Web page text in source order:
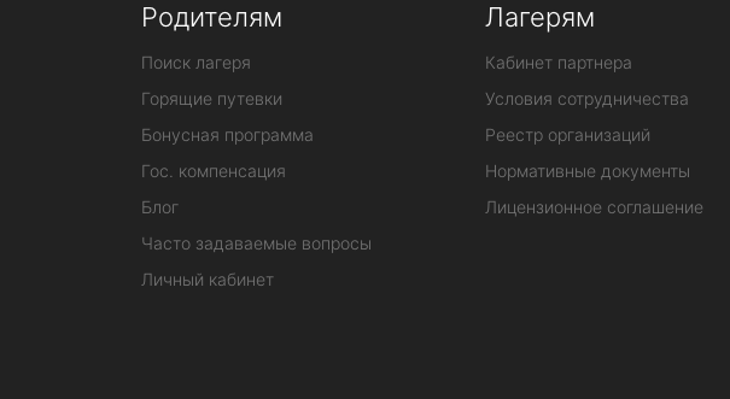
Родителям
Поиск лагеря
Горящие путевки
Бонусная программа
Гос. компенсация
Блог
Часто задаваемые вопросы
Личный кабинет
Лагерям
Кабинет партнера
Условия сотрудничества
Реестр организаций
Нормативные документы
Лицензионное соглашение